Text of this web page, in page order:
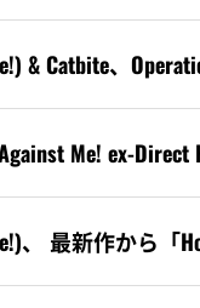
& Catbite、
Me! ex-Direct
、 最新作から